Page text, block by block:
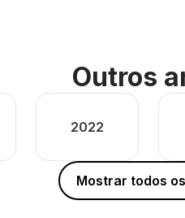
Outros
2022
Mostrar todos